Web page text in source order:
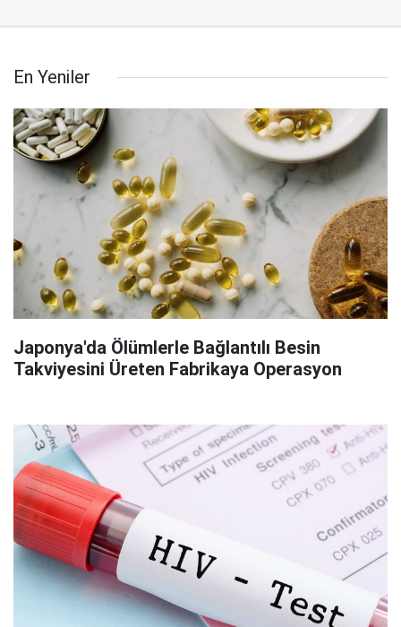
En Yeniler
Japonya'da Ölümlerle Bağlantılı Besin
Takviyesini Üreten Fabrikaya Operasyon